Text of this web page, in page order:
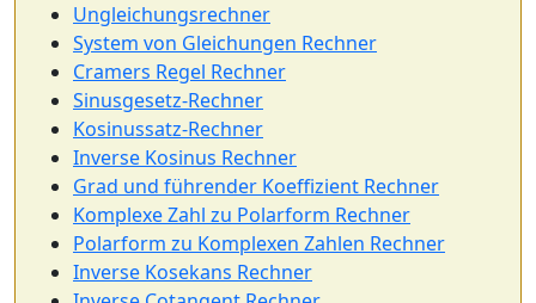
Ungleichungsrechner
System von Gleichungen Rechner
Cramers Regel Rechner
Sinusgesetz-Rechner
Kosinussatz-Rechner
Inverse Kosinus Rechner
Grad und führender Koeffizient Rechner
Komplexe Zahl zu Polarform Rechner
Polarform zu Komplexen Zahlen Rechner
Inverse Kosekans Rechner